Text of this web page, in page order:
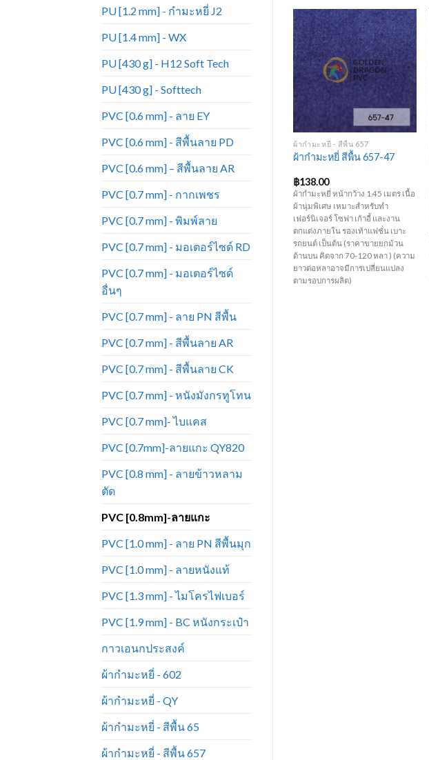
PU [1.2 mm] - กำมะหยี่ J2
PU [1.4 mm] - WX
PU [430 g] - H12 Soft Tech
PU [430 g] - Softtech
PVC [0.6 mm] - ลาย EY
PVC [0.6 mm] - สีพื้นลาย PD
PVC [0.6 mm] – สีพื้นลาย AR
PVC [0.7 mm] - กากเพชร
PVC [0.7 mm] - พิมพ์ลาย
PVC [0.7 mm] - มอเตอร์ไซด์ RD
PVC [0.7 mm] - มอเตอร์ไซด์
อื่นๆ
PVC [0.7 mm] - ลาย PN สีพื้น
PVC [0.7 mm] - สีพื้นลาย AR
PVC [0.7 mm] - สีพื้นลาย CK
PVC [0.7 mm] - หนังมังกรทูโทน
PVC [0.7 mm]- ไบแคส
PVC [0.7mm]-ลายแกะ QY820
PVC [0.8 mm] - ลายข้าวหลาม
ตัด
PVC [0.8mm]-ลายแกะ
PVC [1.0 mm] - ลาย PN สีพื้นมุก
PVC [1.0 mm] - ลายหนังแท้
PVC [1.3 mm] - ไมโครไฟเบอร์
PVC [1.9 mm] - BC หนังกระเป๋า
กาวเอนกประสงค์
ผ้ากำมะหยี่ - 602
ผ้ากำมะหยี่ - QY
ผ้ากำมะหยี่ - สีพื้น 65
ผ้ากำมะหยี่ - สีพื้น 657
Add to
Wishlist
ผ้ากำมะหยี่ - สีพื้น 657
ผ้ากำมะหยี่ สีพื้น 657-47
฿138.00
ผ้ากำมะหยี่ หน้ากว้าง 1.45 เมตร เนื้อ
ผ้านุ่มพิเศษ เหมาะสำหรับทำ
เฟอร์นิเจอร์ โซฟา เก้าอี้ และงาน
ตกแต่งภายใน รองเท้าแฟชั่น เบาะ
รถยนต์ เป็นต้น (ราคาขายยกม้วน
ด้านบน คิดจาก 70-120 หลา ) (ความ
ยาวต่อหลาอาจมีการเปลี่ยนแปลง
ตามรอบการผลิต)
ผ้าฝ้าย หนา 500 กรัม หน้ากว้าง 1.45
โซฟา เก้าอี้ ม่านบังแสง ตกแต่ง
ม้วนละ 70-120 หลา)(ความยาวต่อ
หลาอาจมีการเปลี่ยนแปลงตามรอบ
+
PVC [0.7 MM] - ลาย PN สีพื้น
มาก หนังเทียม_PN894
หนัง PVC สีพื้น ลาย PN ความหนา
หลายมากกว่าหนังแท้ ทนทานต่อการ
เฟอร์นิเจอร์ โซฟา เก้าอี้ บุหัวเตียง
คอกกั้นเด็ก กระเป๋า เครื่องประดับ
และงานตกแต่งภายใน เป็นต้น (
ราคาขายยกม้วน ม้วนละ 50 หลา)